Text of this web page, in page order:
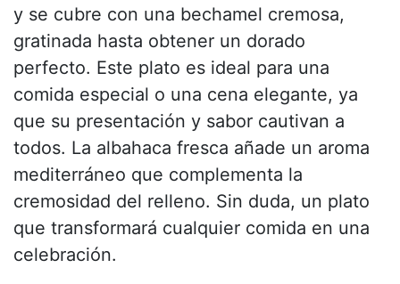
y se cubre con una bechamel cremosa,
gratinada hasta obtener un dorado
perfecto. Este plato es ideal para una
comida especial o una cena elegante, ya
que su presentación y sabor cautivan a
todos. La albahaca fresca añade un aroma
mediterráneo que complementa la
cremosidad del relleno. Sin duda, un plato
que transformará cualquier comida en una
celebración.